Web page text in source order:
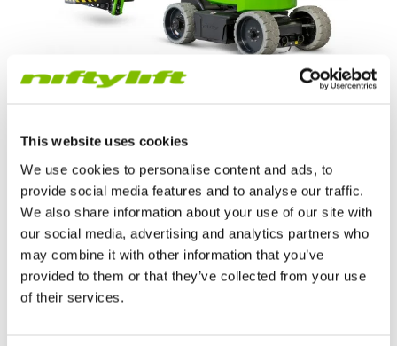
This website uses cookies
We use cookies to personalise content and ads, to
provide social media features and to analyse our traffic.
We also share information about your use of our site with
our social media, advertising and analytics partners who
may combine it with other information that you’ve
provided to them or that they’ve collected from your use
of their services.
Carga segura de régimen|500lbs
Peso mínimo|17220lbs
VER PRODUCTO